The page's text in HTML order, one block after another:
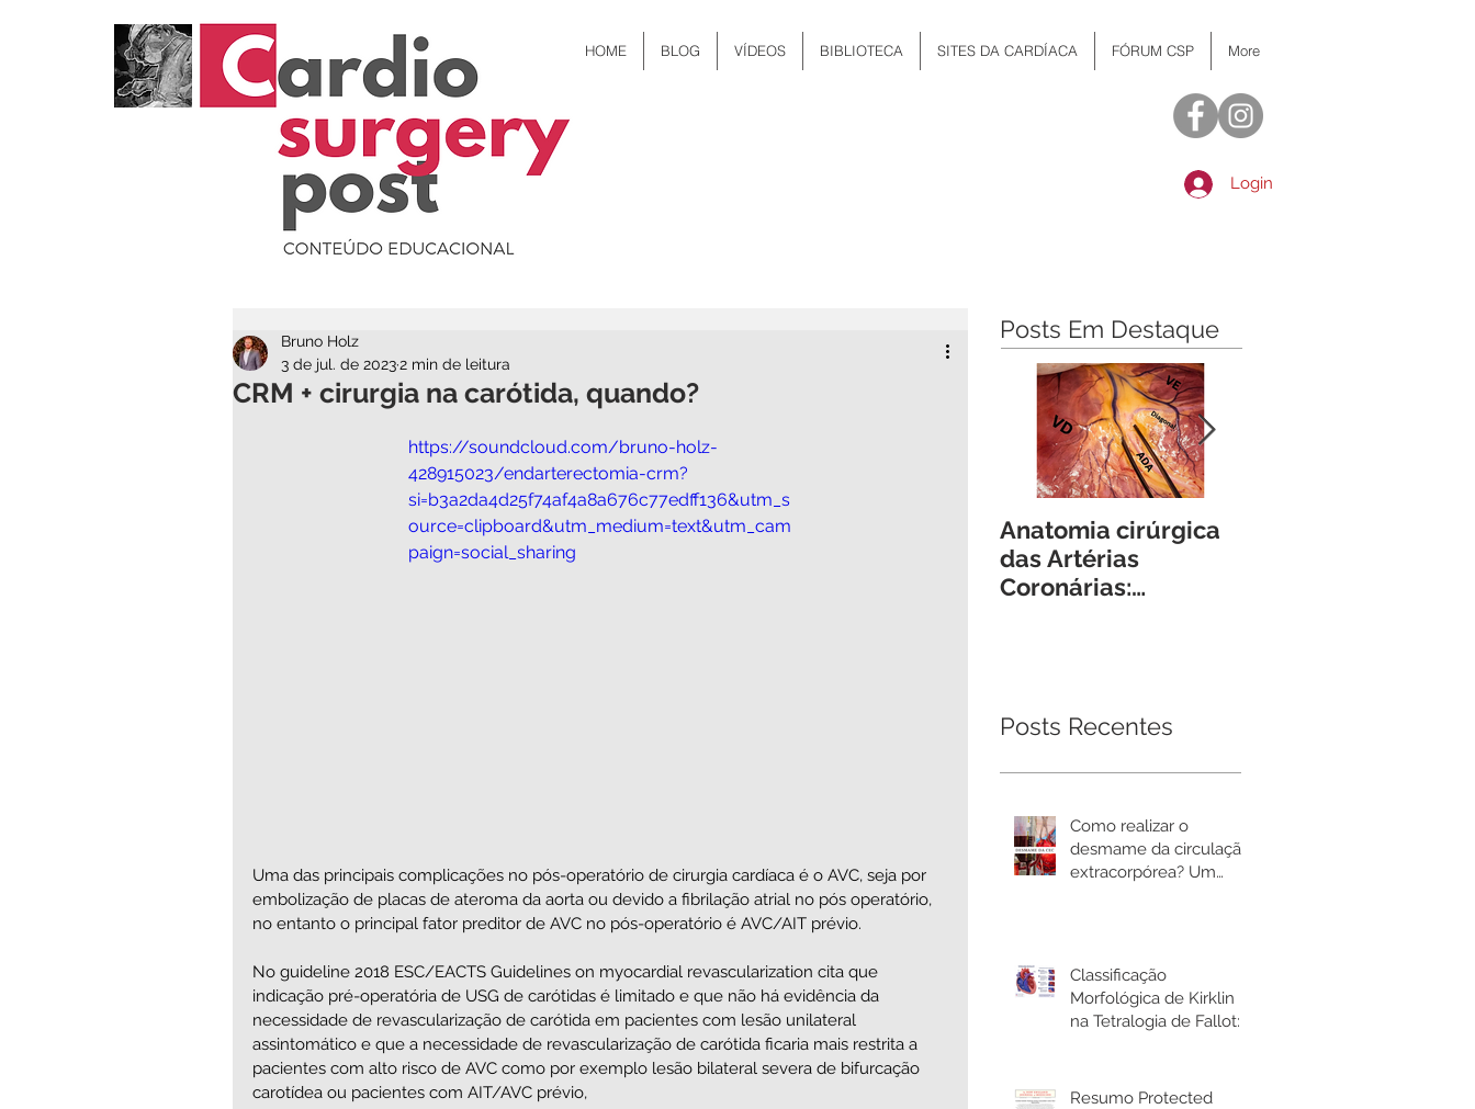
HOME BLOG VÍDEOS BIBLIOTECA SITES DA CARDÍACA FÓRUM CSP More
Login
CRM + cirurgia na carótida, quando?
Bruno Holz
3 de jul. de 20232 min de leitura
https://soundcloud.com/bruno-holz-
428915023/endarterectomia-crm?
si=b3a2da4d25f74af4a8a676c77edff136&utm_s
ource=clipboard&utm_medium=text&utm_cam
paign=social_sharing
Uma das principais complicações no pós-operatório de cirurgia cardíaca é o AVC, seja por
embolização de placas de ateroma da aorta ou devido a fibrilação atrial no pós operatório,
no entanto o principal fator preditor de AVC no pós-operatório é AVC/AIT prévio.
No guideline 2018 ESC/EACTS Guidelines on myocardial revascularization cita que
indicação pré-operatória de USG de carótidas é limitado e que não há evidência da
necessidade de revascularização de carótida em pacientes com lesão unilateral
assintomático e que a necessidade de revascularização de carótida ficaria mais restrita a
pacientes com alto risco de AVC como por exemplo lesão bilateral severa de bifurcação
carotídea ou pacientes com AIT/AVC prévio,
Posts Em Destaque
Anatomia cirúrgica
das Artérias
Coronárias:
Posts Recentes
Como realizar o
desmame da circulação
extracorpórea? Um
Classificação
Morfológica de Kirklin
na Tetralogia de Fallot: o
Resumo Protected